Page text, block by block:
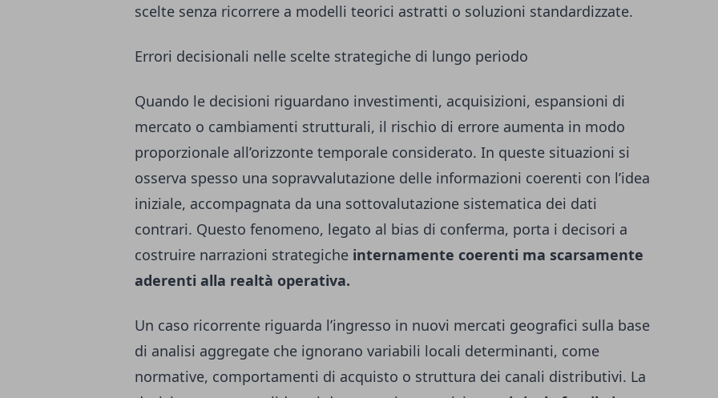
scelte senza ricorrere a modelli teorici astratti o soluzioni standardizzate.
Errori decisionali nelle scelte strategiche di lungo periodo
Quando le decisioni riguardano investimenti, acquisizioni, espansioni di
mercato o cambiamenti strutturali, il rischio di errore aumenta in modo
proporzionale all’orizzonte temporale considerato. In queste situazioni si
osserva spesso una sopravvalutazione delle informazioni coerenti con l’idea
iniziale, accompagnata da una sottovalutazione sistematica dei dati
contrari. Questo fenomeno, legato al bias di conferma, porta i decisori a
costruire narrazioni strategiche internamente coerenti ma scarsamente
aderenti alla realtà operativa.
Un caso ricorrente riguarda l’ingresso in nuovi mercati geografici sulla base
di analisi aggregate che ignorano variabili locali determinanti, come
normative, comportamenti di acquisto o struttura dei canali distributivi. La